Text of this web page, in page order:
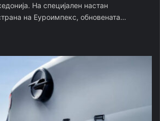
На специјален настан
на Еуроимпекс, обновената…